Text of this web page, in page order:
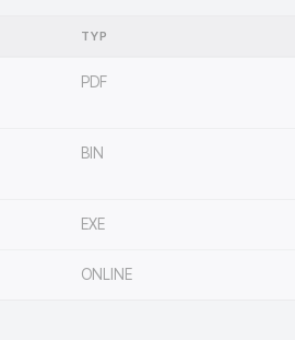
TYP
PDF
BIN
EXE
ONLINE